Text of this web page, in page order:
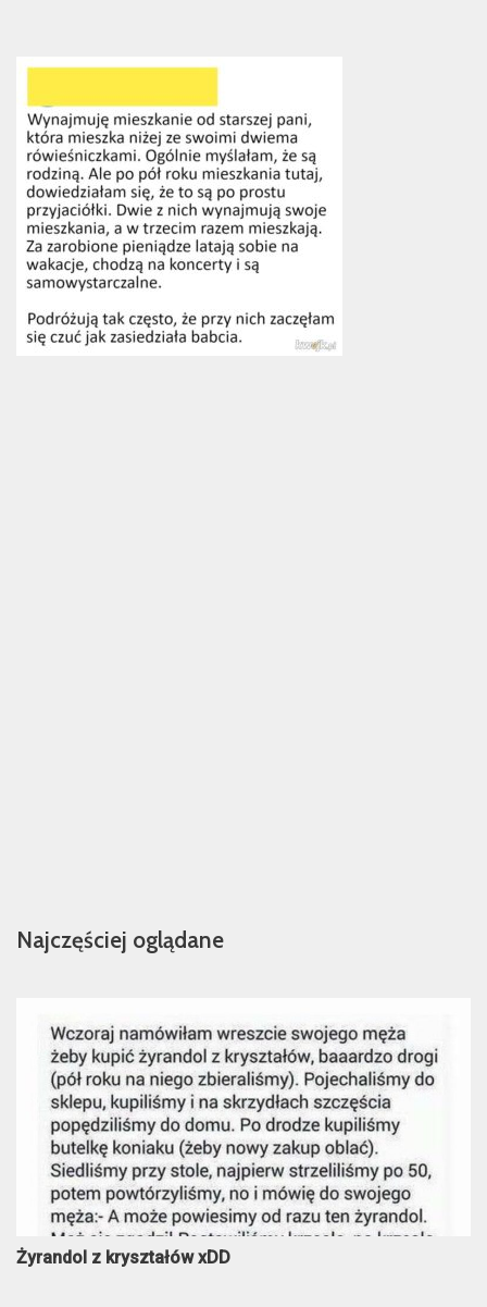
Najczęściej oglądane
Żyrandol z kryształów xDD